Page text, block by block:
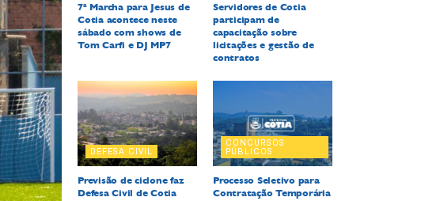
7ª Marcha para Jesus de
Cotia acontece neste
sábado com shows de
Tom Carfi e DJ MP7
Servidores de Cotia
participam de
capacitação sobre
licitações e gestão de
contratos
DEFESA CIVIL
Previsão de ciclone faz
Defesa Civil de Cotia
CONCURSOS
PÚBLICOS
Processo Seletivo para
Contratação Temporária